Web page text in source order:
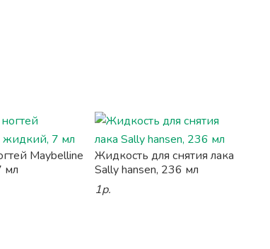
Maybelline
мл
Жидкость для снятия лака
Sally hansen, 236 мл
1р.